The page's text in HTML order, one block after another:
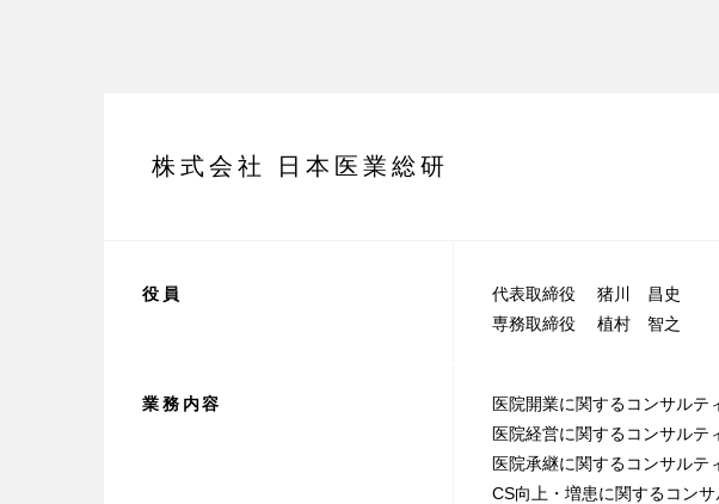
株式会社 日本医業総研
役員
代表取締役 猪川 昌史
専務取締役 植村 智之
業務内容
医院開業に関するコンサルテ
医院経営に関するコンサルテ
医院承継に関するコンサルテ
CS向上・増患に関するコン